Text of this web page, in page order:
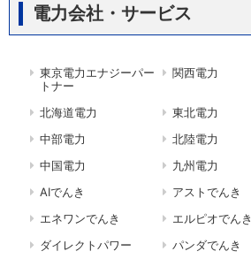
電力会社・サービス
東京電力エナジーパー
トナー
関西電力
北海道電力
東北電力
中部電力
北陸電力
中国電力
九州電力
AIでんき
アストでんき
エネワンでんき
エルピオでんき
ダイレクトパワー
パンダでんき